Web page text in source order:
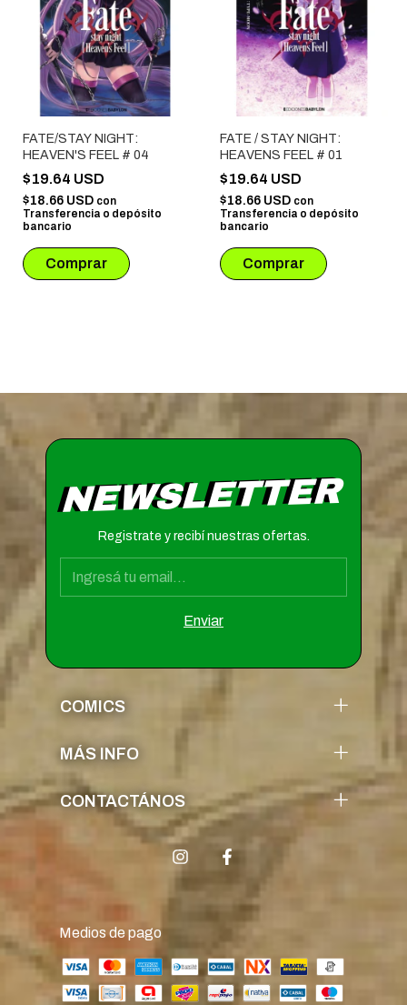
FATE/STAY NIGHT:
HEAVEN'S FEEL # 04
$19.64 USD
$18.66 USD con
Transferencia o depósito
bancario
FATE / STAY NIGHT:
HEAVENS FEEL # 01
$19.64 USD
$18.66 USD con
Transferencia o depósito
bancario
NEWSLETTER
Registrate y recibí nuestras ofertas.
COMICS
MÁS INFO
CONTACTÁNOS
Medios de pago